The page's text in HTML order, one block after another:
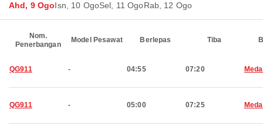
Ahd, 9 OgoIsn, 10 OgoSel, 11 OgoRab, 12 Ogo
Nom.
Penerbangan
Model Pesawat Berlepas Tiba
QG911 - 04:55 07:20
QG911 - 05:00 07:25